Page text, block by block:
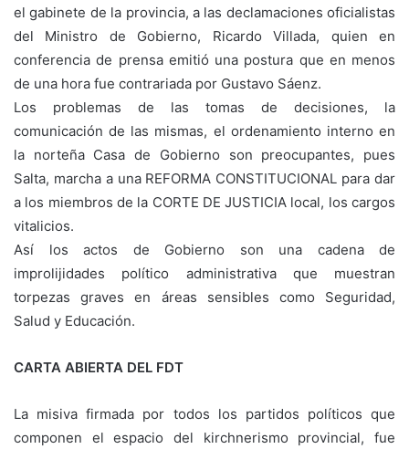
el gabinete de la provincia, a las declamaciones oficialistas
del Ministro de Gobierno, Ricardo Villada, quien en
conferencia de prensa emitió una postura que en menos
de una hora fue contrariada por Gustavo Sáenz.
Los problemas de las tomas de decisiones, la
comunicación de las mismas, el ordenamiento interno en
la norteña Casa de Gobierno son preocupantes, pues
Salta, marcha a una REFORMA CONSTITUCIONAL para dar
a los miembros de la CORTE DE JUSTICIA local, los cargos
vitalicios.
Así los actos de Gobierno son una cadena de
improlijidades político administrativa que muestran
torpezas graves en áreas sensibles como Seguridad,
Salud y Educación.
CARTA ABIERTA DEL FDT
La misiva firmada por todos los partidos políticos que
componen el espacio del kirchnerismo provincial, fue